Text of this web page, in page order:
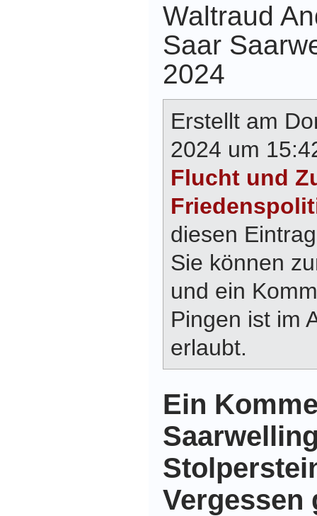
Waltraud
Saar
2024
Erstellt am
2024 um
Flucht und
diesen
Sie können
und ein
Pingen ist im
erlaubt.
Ein
Vergessen